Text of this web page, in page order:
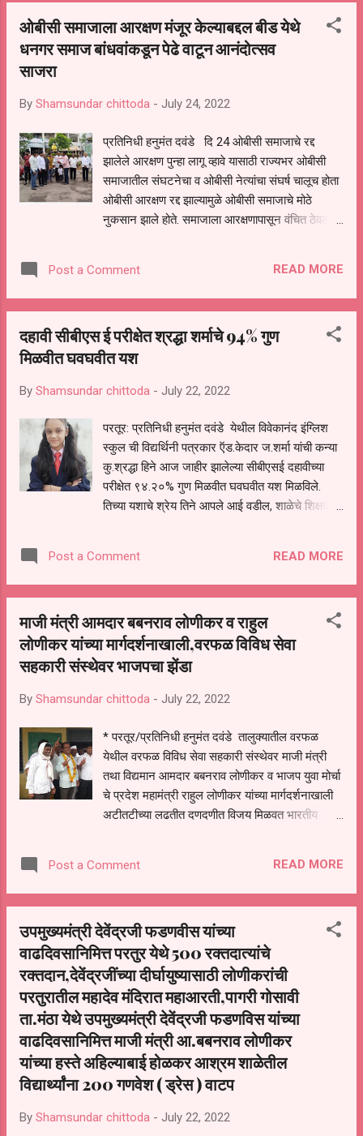
झाला नाही. परंतु हिंदुत्वाचा विचार घेऊन पुन्हा एकदा भाजप-
शिवसेना सरकार सत्तेत आलं आणि हा कक्ष पुन्हा सुरु झाला
तालुका सरचिटणीस प्रा. सहदेव मोरे पाटील यांनी यावेळी
करण्यासाठी सातत्याने प्रयत्नशील असणारे मा. मुख्यमंत्री
श्री.एकनाथजी शिंदे साहेब, मा.उप मुख्यमंत्री श्री.
देवेन्द्रजी फडणवीस साहेब, मा.आ...
ओबीसी समाजाला आरक्षण मंजूर केल्याबद्दल बीड येथे
धनगर समाज बांधवांकडून पेढे वाटून आनंदोत्सव
साजरा
By Shamsundar chittoda - July 24, 2022
प्रतिनिधी हनुमंत दवंडे दि 24 ओबीसी समाजाचे रद्द
झालेले आरक्षण पुन्हा लागू व्हावे यासाठी राज्यभर ओबीसी
समाजातील संघटनेचा व ओबीसी नेत्यांचा संघर्ष चालूच होता
ओबीसी आरक्षण रद्द झाल्यामुळे ओबीसी समाजाचे मोठे
नुकसान झाले होते. समाजाला आरक्षणापासून वंचित ठेवले
आंदोलन, मोठमोठे मोर्चे ,मोठ मोठाले रस्ता रोको, करून सुद्धा
या ओबीसी समाजाच्या न्याय हक्कासाठी व न्याय
नेते करत होते‌‌. परंतु या समाजाकडे दुर्लक्ष केले जात होते.
राज्यात सत्ता परिवर्तन झाल्याच्या नंतर शिंदे- फडवणीस
काम केले व ओबीसी समाजाला न्याय मिळवण्यासाठी लक्ष
पुतळ्यासमोर प्रकाश भैय्या सोनसळे ओबीसी नेते यांच्या
नेतृत्वाखाली ओबीसी समाजाला आरक्षण मंजूर झाल्याबद्दल
प्रकाश भैय्या सोनसळे यांनी पेढे वाटून आनंद उत्सव
साजरा केला यामध्ये सर्व समा...
Post a Comment READ MORE
दहावी सीबीएस ई परीक्षेत श्रद्धा शर्माचे 94% गुण
मिळवीत घवघवीत यश
By Shamsundar chittoda - July 22, 2022
परतूर: प्रतिनिधी हनुमंत दवंडे येथील विवेकानंद इंग्लिश
स्कुल ची विद्यर्थिनी पत्रकार ऍड.केदार ज.शर्मा यांची कन्या
कु.श्रद्धा हिने आज जाहीर झालेल्या सीबीएसई दहावीच्या
परीक्षेत ९४.२०% गुण मिळवीत घवघवीत यश मिळविले.
तिच्या यशाचे श्रेय तिने आपले आई वडील, शाळेचे शिक्षक व
बबनराव लोणीकर, नगराध्यक्षा विमालताई जेथलिया,
राहुलभैया लोणीकर, प्रकाशराव सोळंके, काबरा सर, शाळेचे
बालाजी ढोबळे, शामसुंदर चित्तोड, राजकुमार भारूका,
कैलास सोळंके, माणिक जैस्वाल आदींसह मित्र परिवारांनी
अभिनंदन केले आहे.
Post a Comment READ MORE
माजी मंत्री आमदार बबनराव लोणीकर व राहुल
लोणीकर यांच्या मार्गदर्शनाखाली,वरफळ विविध सेवा
सहकारी संस्थेवर भाजपचा झेंडा
By Shamsundar chittoda - July 22, 2022
* परतूर/प्रतिनिधी हनुमंत दवंडे तालुक्यातील वरफळ
येथील वरफळ विविध सेवा सहकारी संस्थेवर माजी मंत्री
तथा विद्यमान आमदार बबनराव लोणीकर व भाजप युवा मोर्चा
चे प्रदेश महामंत्री राहुल लोणीकर यांच्या मार्गदर्शनाखाली
अटीतटीच्या लढतीत दणदणीत विजय मिळवत भारतीय
तर व्हाईस चेअरमन पदी हयात खान दाऊद खान यांनी बाजी
मारली यावेळी राहुल लोणीकर यांनी सांगितले की सहकार
गावगाड्यातील शेतकऱ्यांना सक्षम करण्यासाठी माजी मंत्री
आमदार बबनराव लोणीकर यांच्या माध्यमातून सहकार
क्षेत्रात उलेखनीय कार्य करणार आहोत तसेच वरफळ
येथील शेतकरी यांनी भारतीय जनता पक्षांवर दाखवलेल्या
विश्वासा बद्दल ही श्री राहुल लोणीकर यांनी आभार मानले
यावेळी राहुल लोणीकर, नवनिर्वाचित चेअरमन सतिष
कुलकर्णी, व्हाईस चेअरमन हयात खान पठाण,रामकीसन
रुपनर,गुलाब सावंत,सुधाकर बेरगुडे उद्धव गोरे,सरपंच नदीम
पटेल,अश्रोबा गोरे,गजानन गोरे,रंजित बेरगुडे, यांच्यासह
Post a Comment READ MORE
उपमुख्यमंत्री देवेंद्रजी फडणवीस यांच्या
वाढदिवसानिमित्त परतुर येथे 500 रक्तदात्यांचे
रक्तदान,देवेंद्रजींच्या दीर्घायुष्यासाठी लोणीकरांची
परतुरातील महादेव मंदिरात महाआरती,पागरी गोसावी
ता.मंठा येथे उपमुख्यमंत्री देवेंद्रजी फडणविस यांच्या
वाढदिवसानिमित्त माजी मंत्री आ.बबनराव लोणीकर
यांच्या हस्ते अहिल्याबाई होळकर आश्रम शाळेतील
विद्यार्थ्यांना 200 गणवेश ( ड्रेस ) वाटप
By Shamsundar chittoda - July 22, 2022